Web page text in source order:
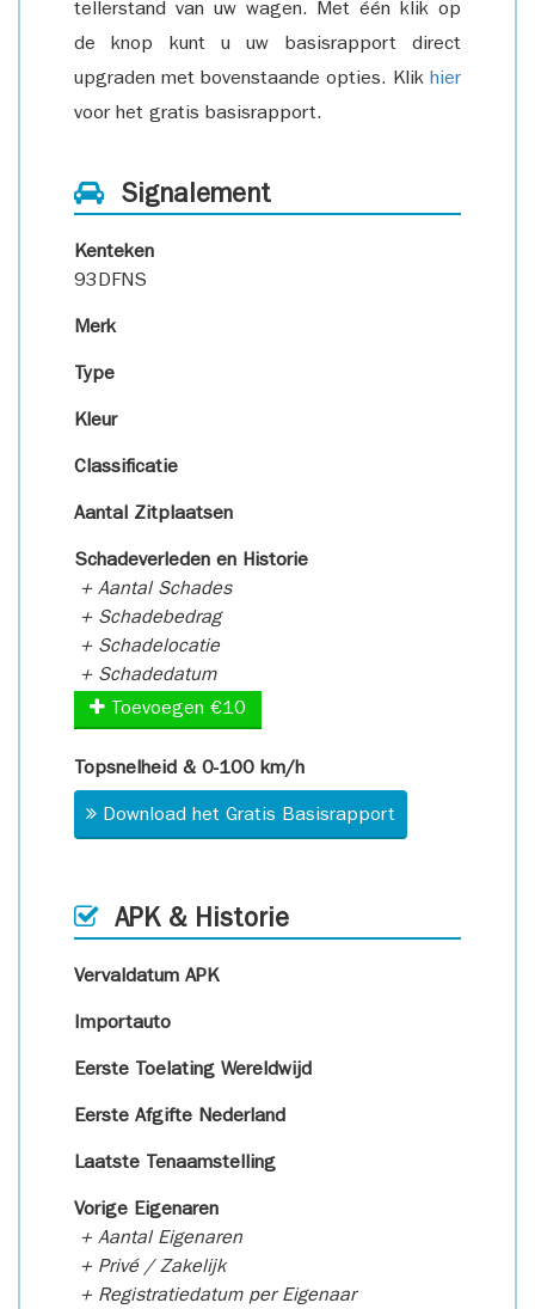
tellerstand van uw wagen. Met één klik op
de knop kunt u uw basisrapport direct
upgraden met bovenstaande opties. Klik hier
voor het gratis basisrapport.
Signalement
Kenteken
93DFNS
Merk
Type
Kleur
Classificatie
Aantal Zitplaatsen
Schadeverleden en Historie
+ Aantal Schades
+ Schadebedrag
+ Schadelocatie
+ Schadedatum
Toevoegen €10
Topsnelheid & 0-100 km/h
Download het Gratis Basisrapport
APK & Historie
Vervaldatum APK
Importauto
Eerste Toelating Wereldwijd
Eerste Afgifte Nederland
Laatste Tenaamstelling
Vorige Eigenaren
+ Aantal Eigenaren
+ Privé / Zakelijk
+ Registratiedatum per Eigenaar